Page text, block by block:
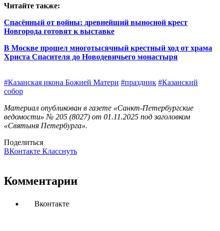
Читайте также:
Спасённый от войны: древнейший выносной крест
Новгорода готовят к выставке
В Москве прошел многотысячный крестный ход от храма
Христа Спасителя до Новодевичьего монастыря
#Казанская икона Божией Матери #праздник #Казанский
собор
Материал опубликован в газете «Санкт-Петербургские
ведомости» № 205 (8027) от 01.11.2025 под заголовком
«Святыня Петербурга».
Поделиться
ВКонтакте Класснуть
Комментарии
Вконтакте